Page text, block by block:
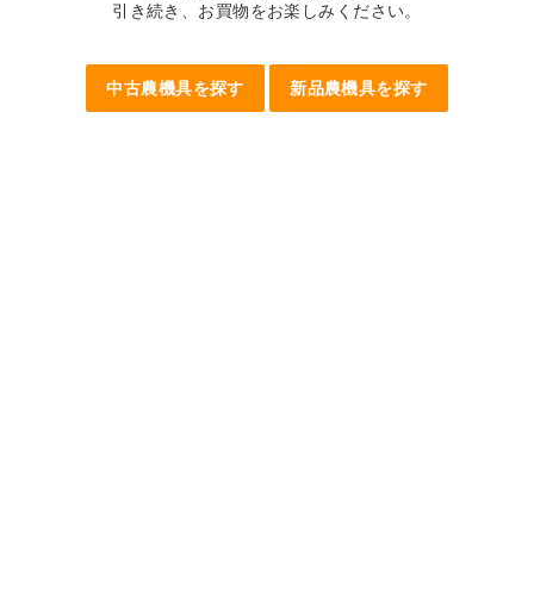
引き続き、お買物をお楽しみください。
中古農機具を探す 新品農機具を探す